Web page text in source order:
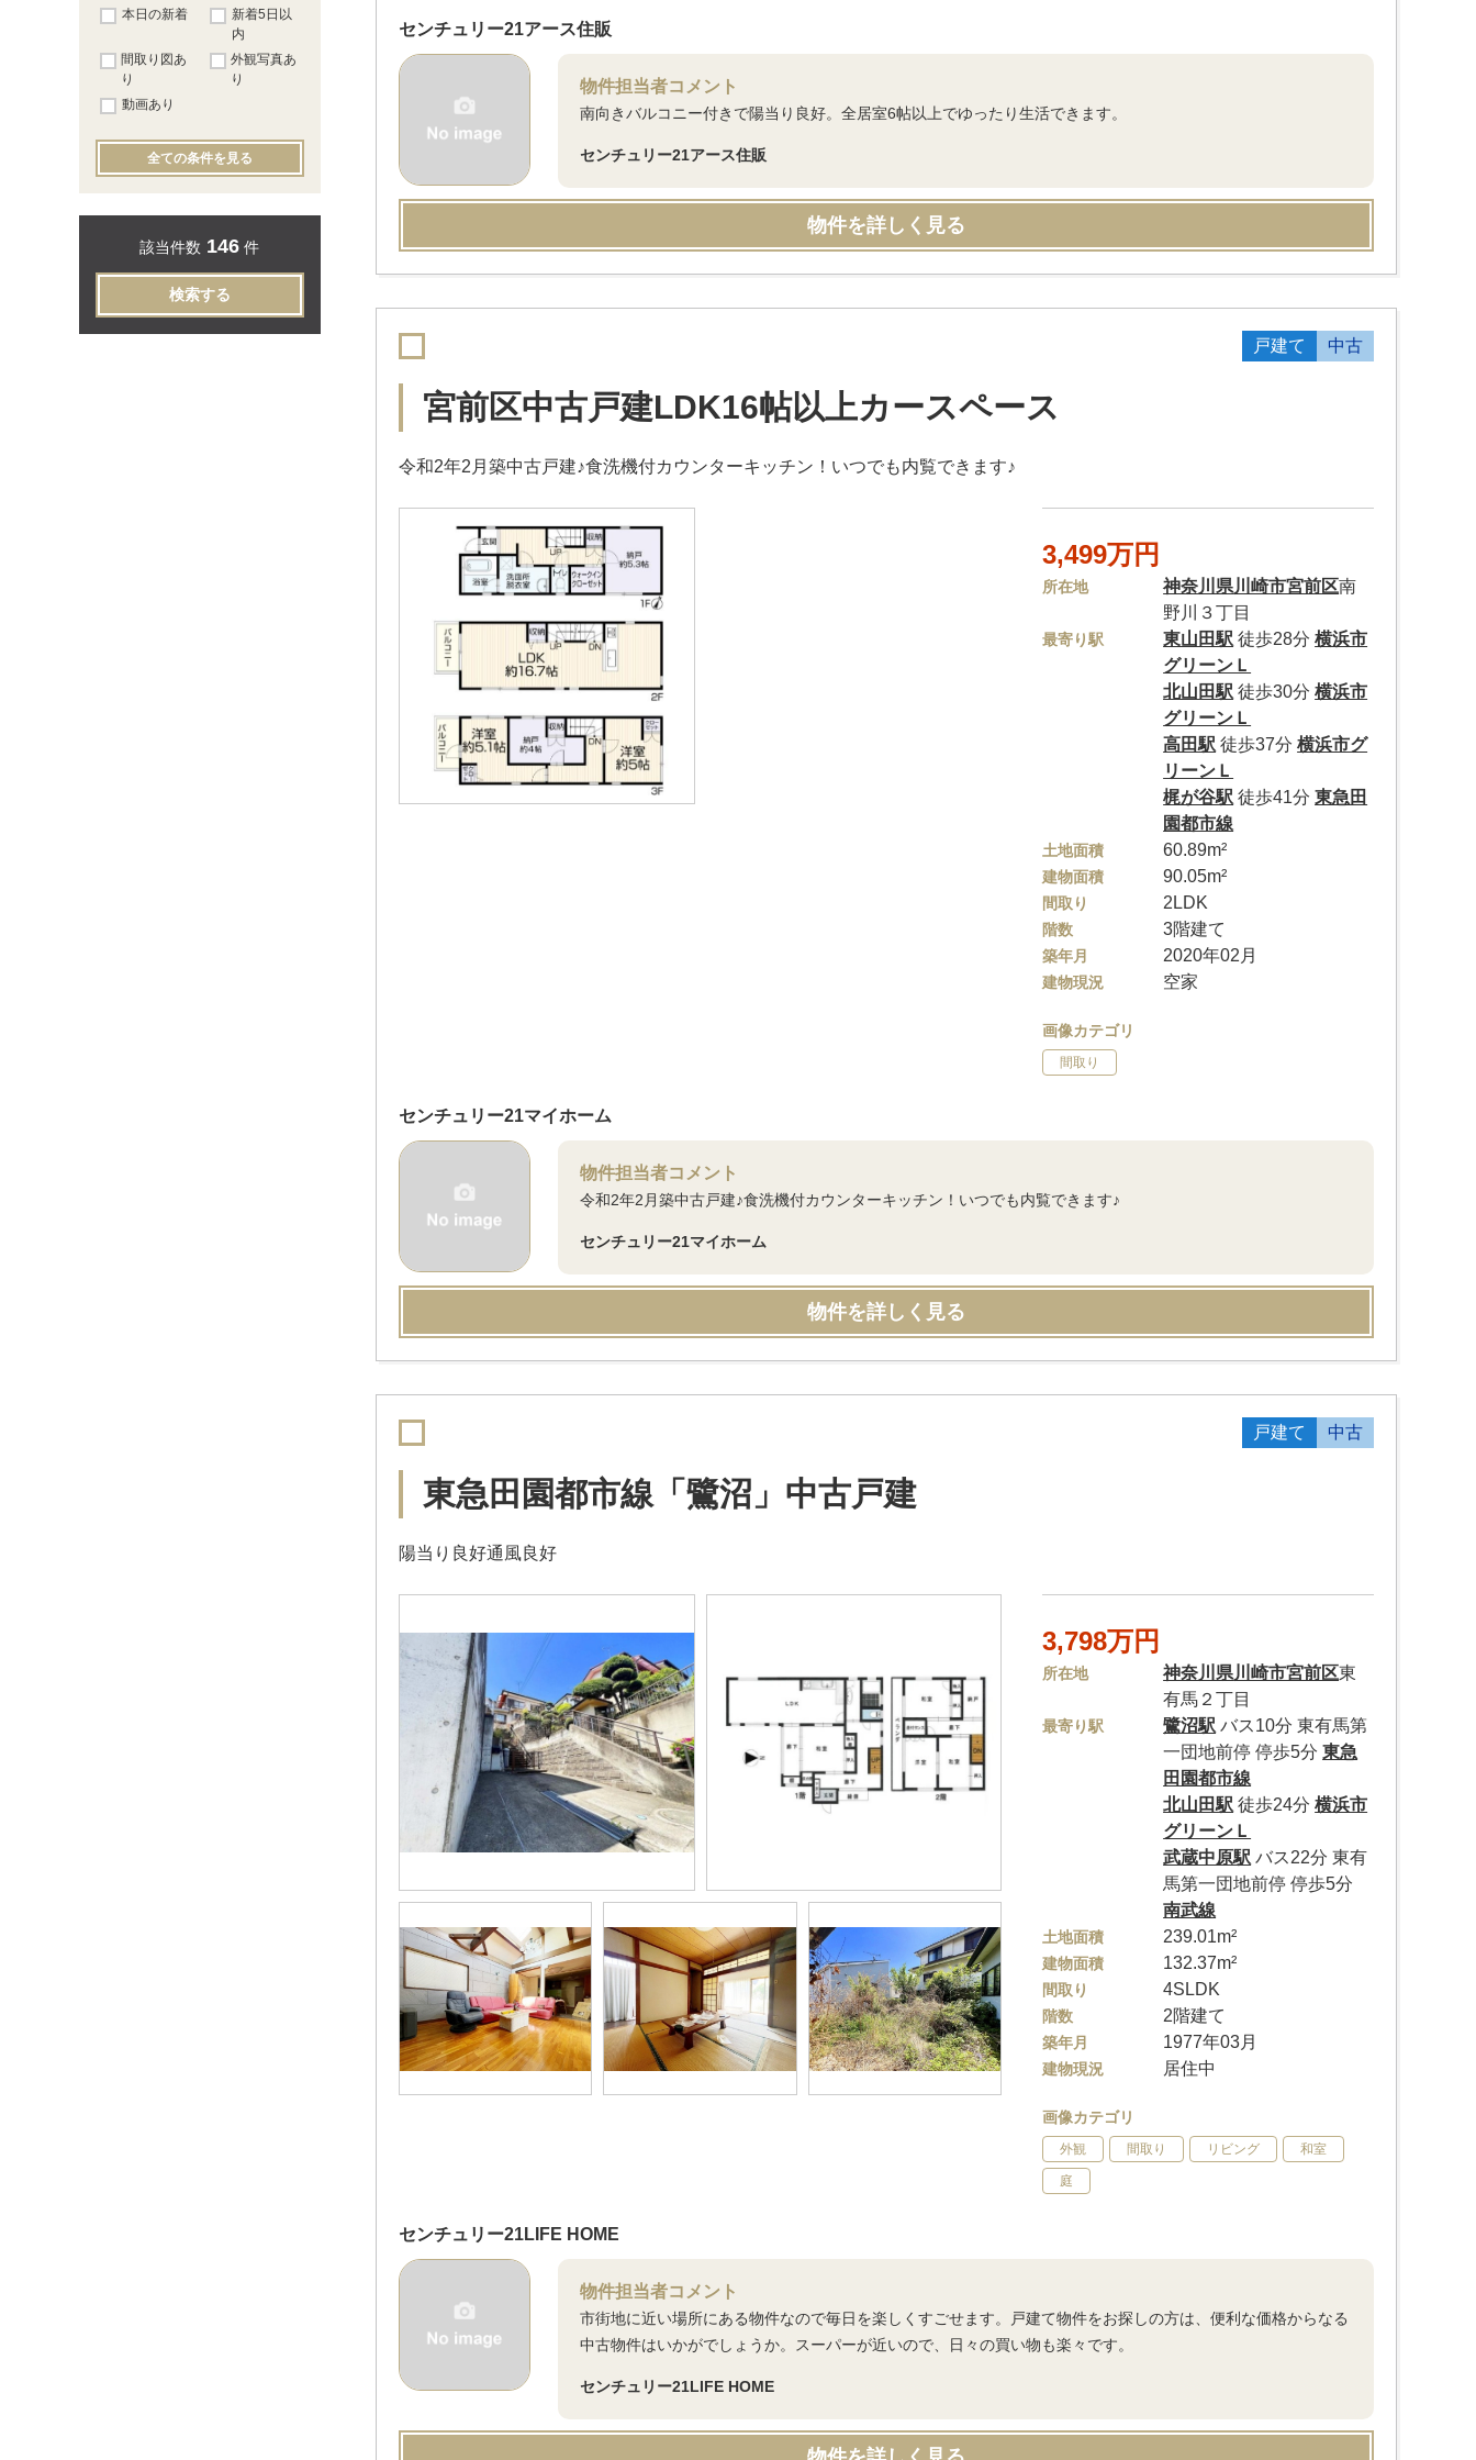
センチュリー21アース住販
物件担当者コメント
南向きバルコニー付きで陽当り良好。全居室6帖以上でゆったり生活できます。
センチュリー21アース住販
物件を詳しく見る
戸建て 中古
宮前区中古戸建LDK16帖以上カースペース
令和2年2月築中古戸建♪食洗機付カウンターキッチン！いつでも内覧できます♪
3,499万円
所在地 神奈川県川崎市宮前区南
野川３丁目
最寄り駅 東山田駅 徒歩28分横浜市
グリーンＬ
北山田駅 徒歩30分横浜市
グリーンＬ
高田駅 徒歩37分横浜市グ
リーンＬ
梶が谷駅 徒歩41分東急田
園都市線
土地面積 60.89m²
建物面積 90.05m²
間取り 2LDK
階数 3階建て
築年月 2020年02月
建物現況 空家
画像カテゴリ
間取り
センチュリー21マイホーム
物件担当者コメント
令和2年2月築中古戸建♪食洗機付カウンターキッチン！いつでも内覧できます♪
センチュリー21マイホーム
物件を詳しく見る
戸建て 中古
東急田園都市線「鷺沼」中古戸建
陽当り良好通風良好
3,798万円
所在地 神奈川県川崎市宮前区東
有馬２丁目
最寄り駅 鷺沼駅 バス10分 東有馬第
一団地前停 停歩5分東急
田園都市線
北山田駅 徒歩24分横浜市
グリーンＬ
武蔵中原駅 バス22分 東有
馬第一団地前停 停歩5分
南武線
土地面積 239.01m²
建物面積 132.37m²
間取り 4SLDK
階数 2階建て
築年月 1977年03月
建物現況 居住中
画像カテゴリ
外観 間取り リビング 和室
庭
センチュリー21LIFE HOME
物件担当者コメント
市街地に近い場所にある物件なので毎日を楽しくすごせます。戸建て物件をお探しの方は、便利な価格からなる
中古物件はいかがでしょうか。スーパーが近いので、日々の買い物も楽々です。
センチュリー21LIFE HOME
本日の新着
新着5日以
内
間取り図あ
り
外観写真あ
り
動画あり
全ての条件を見る
該当件数 146 件
検索する